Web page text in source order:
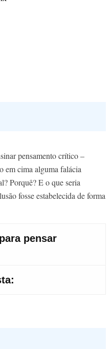
pensamento crítico –
em cima alguma falácia
Porquê? E o que seria
fosse estabelecida de forma